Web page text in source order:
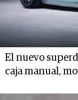
El nuevo
caja manual,